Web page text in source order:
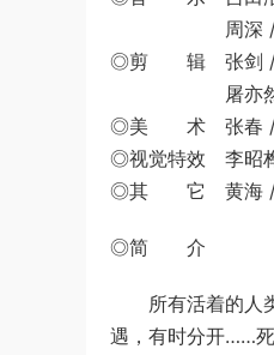
周深 /
◎剪 辑 张剑 /
屠亦然 /
◎美 术 张春 /
◎视觉特效 李昭
◎其 它 黄海 /
◎简 介
所有活着的人类
遇，有时分开……死